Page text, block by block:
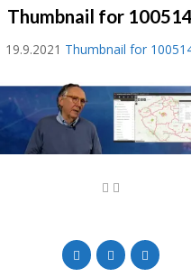
Thumbnail for
19.9.2021 Thumbnail for